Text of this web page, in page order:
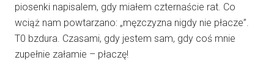
piosenki napisalem, gdy miałem czternaście rat. Co
wciąż nam powtarzano: „męzczyzna nigdy nie płacze”.
T0 bzdura. Czasami, gdy jestem sam, gdy coś mnie
zupełnie załamie – płaczę!